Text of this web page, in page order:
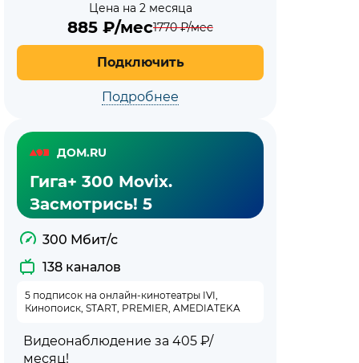
Цена на 2 месяца
885 ₽/мес1770₽/мес
Подключить
Подробнее
ДОМ.RU
Гига+ 300 Movix.
Засмотрись! 5
300 Мбит/с
138 каналов
5 подписок на онлайн-кинотеатры IVI,
Кинопоиск, START, PREMIER, AMEDIATEKA
Видеонаблюдение за 405 ₽/
месяц!